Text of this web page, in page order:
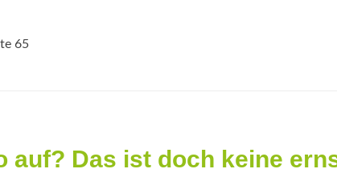
65
auf? Das ist doch keine